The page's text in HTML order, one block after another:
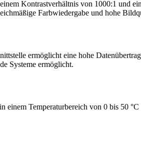
Kontrastverhältnis von 1000:1 und
Farbwiedergabe und hohe
ermöglicht eine hohe
Systeme ermöglicht.
Temperaturbereich von 0 bis 50